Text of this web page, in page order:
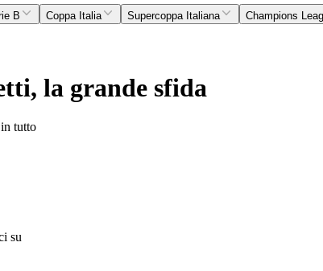
B Coppa Italia Supercoppa Italiana Champions
la grande sfida
tutto
su